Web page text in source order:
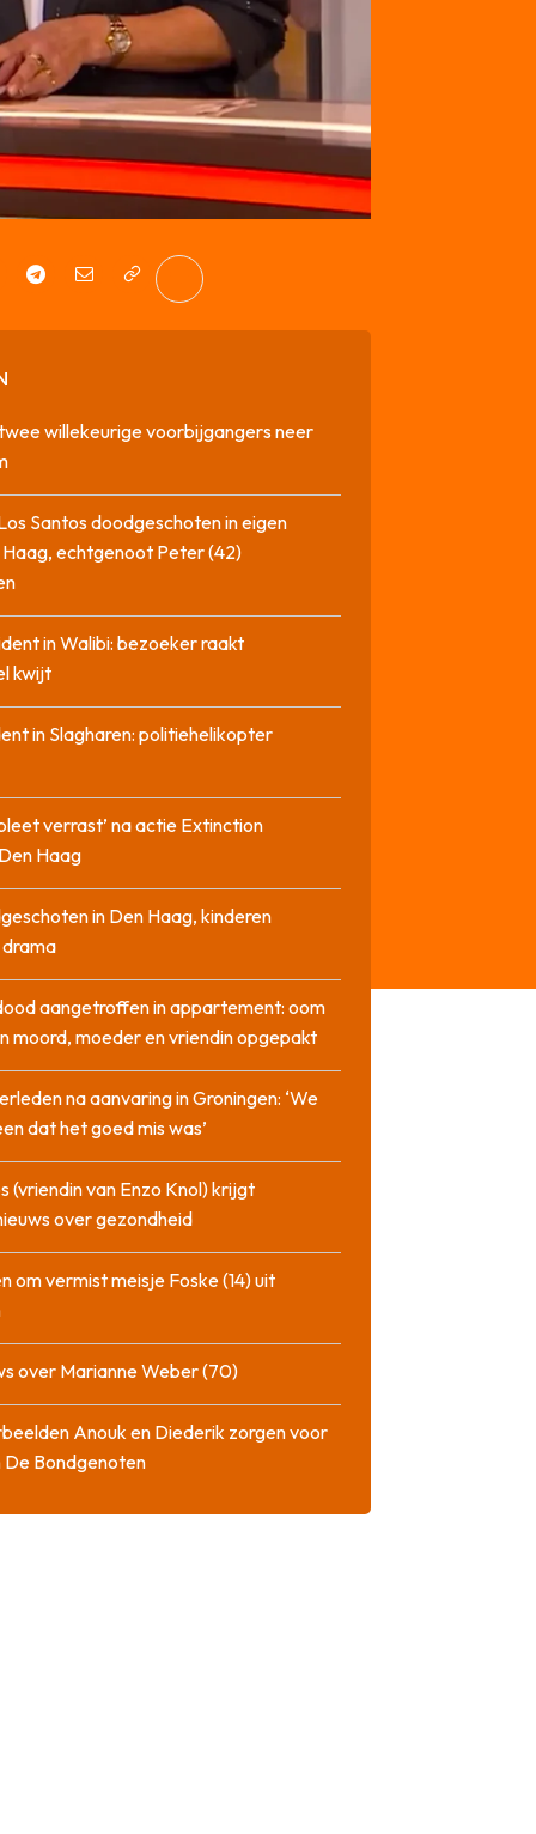
willekeurige voorbijgangers neer
Santos doodgeschoten in eigen
echtgenoot Peter (42)
in Walibi: bezoeker raakt
kwijt
in Slagharen: politiehelikopter
verrast’ na actie Extinction
Haag
in Den Haag, kinderen
aangetroffen in appartement: oom
moord, moeder en vriendin opgepakt
na aanvaring in Groningen: ‘We
dat het goed mis was’
(vriendin van Enzo Knol) krijgt
over gezondheid
om vermist meisje Foske (14) uit
over Marianne Weber (70)
Anouk en Diederik zorgen voor
De Bondgenoten